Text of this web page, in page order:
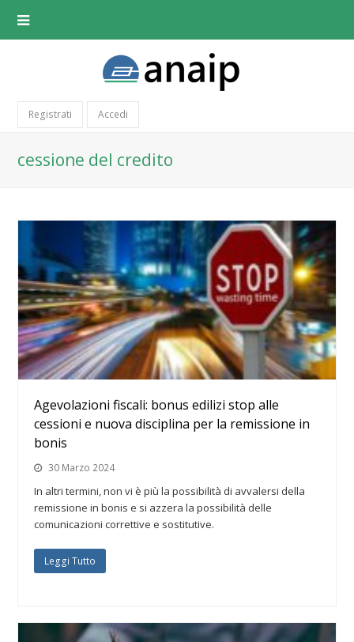
Registrati Accedi
cessione del credito
Agevolazioni fiscali: bonus edilizi stop alle
cessioni e nuova disciplina per la remissione in
bonis
30 Marzo 2024
In altri termini, non vi è più la possibilità di avvalersi della
remissione in bonis e si azzera la possibilità delle
comunicazioni correttive e sostitutive.
Leggi Tutto